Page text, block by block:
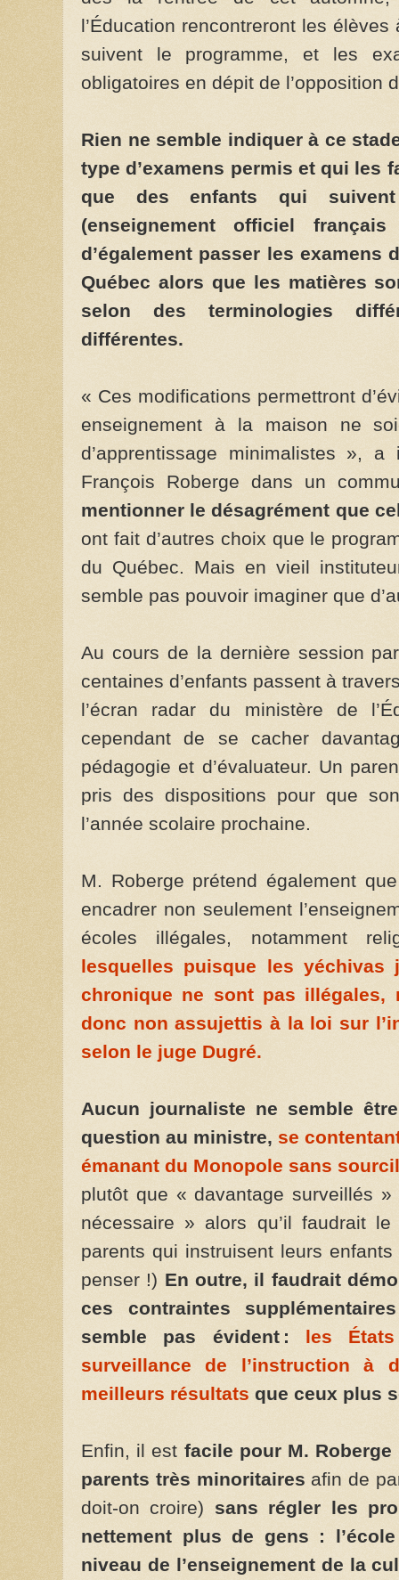
l’Éducation rencontreront les élèves
suivent le programme, et les
obligatoires en dépit de l’opposition
Rien ne semble indiquer à ce
type d’examens permis et qui les
que des enfants qui
(enseignement officiel
d’également passer les examens
Québec alors que les matières
selon des terminologies
différentes.
« Ces modifications permettront
enseignement à la maison ne
d’apprentissage minimalistes »,
François Roberge dans un
mentionner le désagrément que
ont fait d’autres choix que le
du Québec. Mais en vieil
semble pas pouvoir imaginer que
Au cours de la dernière session
centaines d’enfants passent à
l’écran radar du ministère de
cependant de se cacher
pédagogie et d’évaluateur. Un
pris des dispositions pour que
l’année scolaire prochaine.
M. Roberge prétend également
encadrer non seulement
écoles illégales, notamment
lesquelles puisque les
chronique ne sont pas illégales,
donc non assujettis à la loi sur
selon le juge Dugré.
Aucun journaliste ne semble
question au ministre, se
émanant du Monopole sans
plutôt que « davantage surveillés
nécessaire » alors qu’il faudrait
parents qui instruisent leurs
penser !) En outre, il faudrait
ces contraintes
semble pas évident : les
surveillance de l’instruction à
meilleurs résultats que ceux plus
Enfin, il est facile pour M.
parents très minoritaires afin de
doit-on croire) sans régler les
nettement plus de gens :
niveau de l’enseignement de la